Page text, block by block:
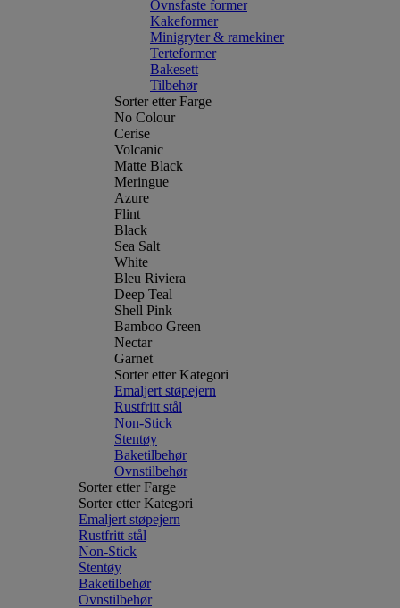
Ovnsfaste former
Kakeformer
Minigryter & ramekiner
Terteformer
Bakesett
Tilbehør
Sorter etter Farge
No Colour
Cerise
Volcanic
Matte Black
Meringue
Azure
Flint
Black
Sea Salt
White
Bleu Riviera
Deep Teal
Shell Pink
Bamboo Green
Nectar
Garnet
Sorter etter Kategori
Emaljert støpejern
Rustfritt stål
Non-Stick
Stentøy
Baketilbehør
Ovnstilbehør
Sorter etter Farge
Sorter etter Kategori
Emaljert støpejern
Rustfritt stål
Non-Stick
Stentøy
Baketilbehør
Ovnstilbehør